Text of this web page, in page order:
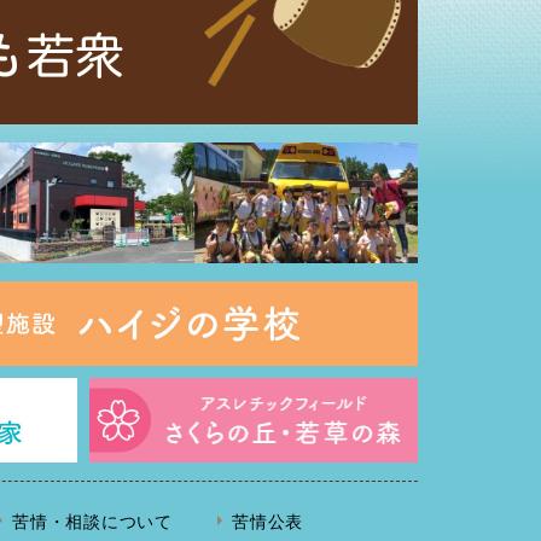
苦情・相談について 苦情公表